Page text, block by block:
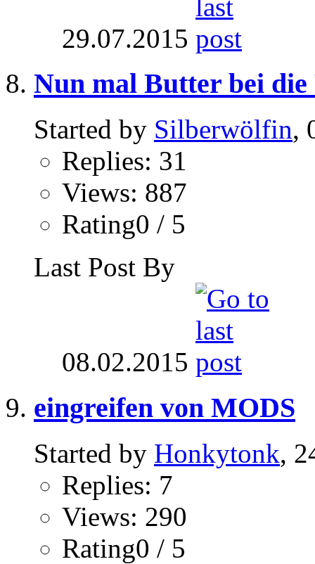
29.07.2015
Nun mal Butter bei die
Started by Silberwölfin,
Replies: 31
Views: 887
Rating0 / 5
Last Post By
08.02.2015
eingreifen von MODS
Started by Honkytonk,
Replies: 7
Views: 290
Rating0 / 5